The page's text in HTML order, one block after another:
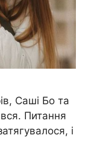
Саші Бо та
Питання
і